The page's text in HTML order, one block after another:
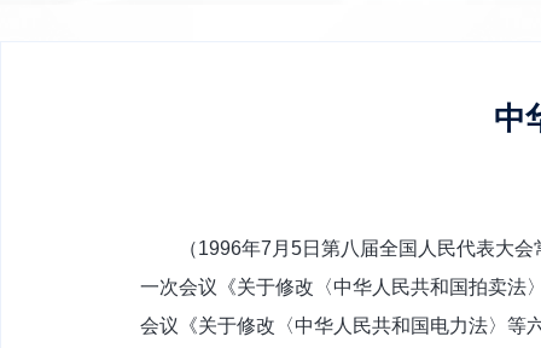
中
（1996年7月5日第八届全国人民代表大
一次会议《关于修改〈中华人民共和国拍卖法
会议《关于修改〈中华人民共和国电力法〉等